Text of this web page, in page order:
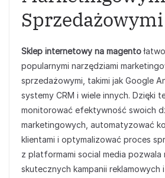
Sprzedażowymi
Sklep internetowy na magento
popularnymi narzędziami
sprzedażowymi, takimi jak Google
systemy CRM i wiele innych. Dzięki
monitorować efektywność swoich
marketingowych, automatyzować
klientami i optymalizować proces
z platformami social media pozwala
skutecznych kampanii reklamowych